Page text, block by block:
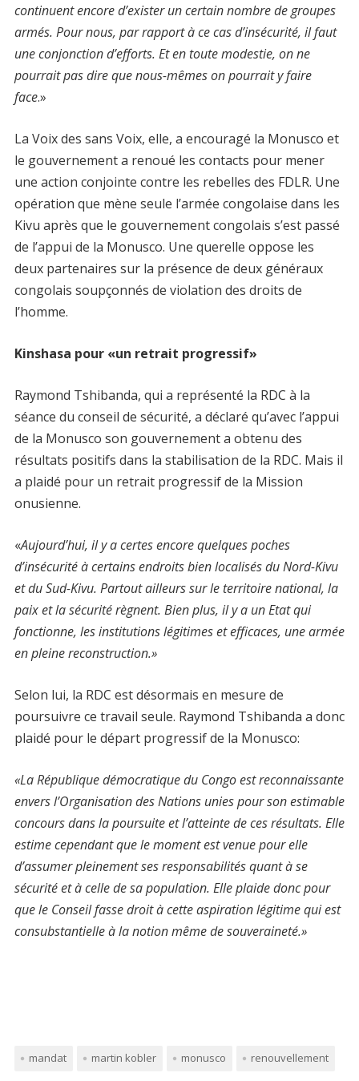
continuent encore d’exister un certain nombre de groupes
armés. Pour nous, par rapport à ce cas d’insécurité, il faut
une conjonction d’efforts. Et en toute modestie, on ne
pourrait pas dire que nous-mêmes on pourrait y faire
face.»
La Voix des sans Voix, elle, a encouragé la Monusco et
le gouvernement a renoué les contacts pour mener
une action conjointe contre les rebelles des FDLR. Une
opération que mène seule l’armée congolaise dans les
Kivu après que le gouvernement congolais s’est passé
de l’appui de la Monusco. Une querelle oppose les
deux partenaires sur la présence de deux généraux
congolais soupçonnés de violation des droits de
l’homme.
Kinshasa pour «un retrait progressif»
Raymond Tshibanda, qui a représenté la RDC à la
séance du conseil de sécurité, a déclaré qu’avec l’appui
de la Monusco son gouvernement a obtenu des
résultats positifs dans la stabilisation de la RDC. Mais il
a plaidé pour un retrait progressif de la Mission
onusienne.
«Aujourd’hui, il y a certes encore quelques poches
d’insécurité à certains endroits bien localisés du Nord-Kivu
et du Sud-Kivu. Partout ailleurs sur le territoire national, la
paix et la sécurité règnent. Bien plus, il y a un Etat qui
fonctionne, les institutions légitimes et efficaces, une armée
en pleine reconstruction.»
Selon lui, la RDC est désormais en mesure de
poursuivre ce travail seule. Raymond Tshibanda a donc
plaidé pour le départ progressif de la Monusco:
«La République démocratique du Congo est reconnaissante
envers l’Organisation des Nations unies pour son estimable
concours dans la poursuite et l’atteinte de ces résultats. Elle
estime cependant que le moment est venue pour elle
d’assumer pleinement ses responsabilités quant à se
sécurité et à celle de sa population. Elle plaide donc pour
que le Conseil fasse droit à cette aspiration légitime qui est
consubstantielle à la notion même de souveraineté.»
mandat martin kobler monusco renouvellement